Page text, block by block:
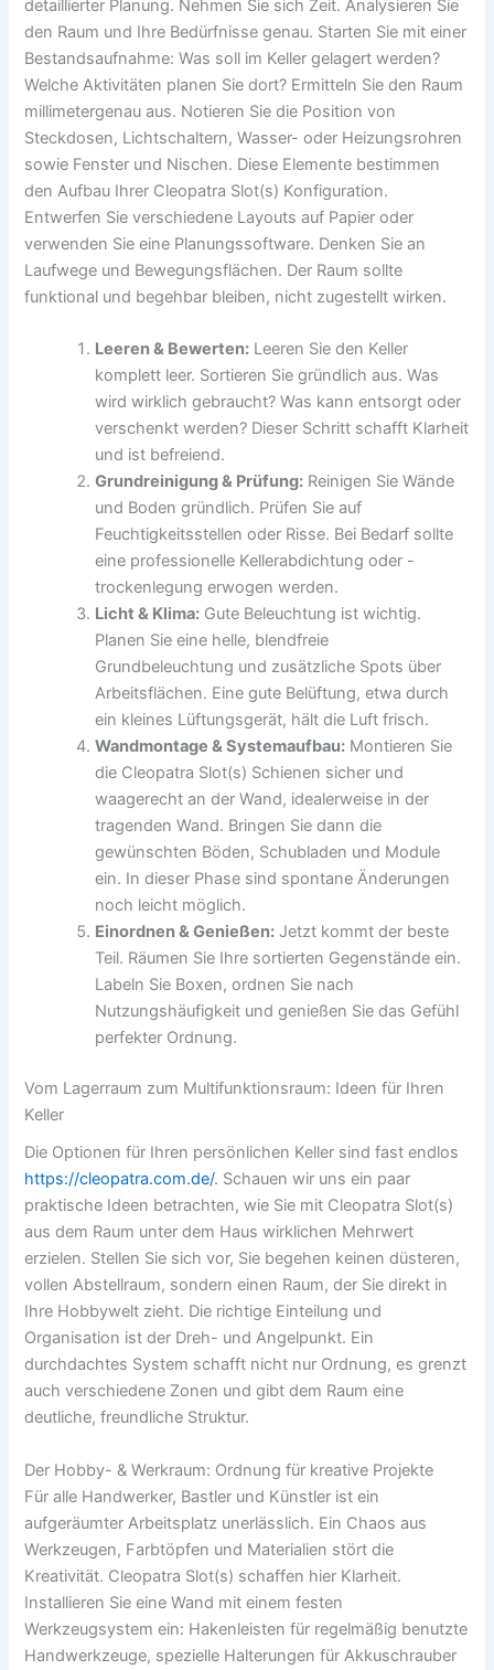
detaillierter Planung. Nehmen Sie sich Zeit. Analysieren Sie
den Raum und Ihre Bedürfnisse genau. Starten Sie mit einer
Bestandsaufnahme: Was soll im Keller gelagert werden?
Welche Aktivitäten planen Sie dort? Ermitteln Sie den Raum
millimetergenau aus. Notieren Sie die Position von
Steckdosen, Lichtschaltern, Wasser- oder Heizungsrohren
sowie Fenster und Nischen. Diese Elemente bestimmen
den Aufbau Ihrer Cleopatra Slot(s) Konfiguration.
Entwerfen Sie verschiedene Layouts auf Papier oder
verwenden Sie eine Planungssoftware. Denken Sie an
Laufwege und Bewegungsflächen. Der Raum sollte
funktional und begehbar bleiben, nicht zugestellt wirken.
Leeren & Bewerten: Leeren Sie den Keller
komplett leer. Sortieren Sie gründlich aus. Was
wird wirklich gebraucht? Was kann entsorgt oder
verschenkt werden? Dieser Schritt schafft Klarheit
und ist befreiend.
Grundreinigung & Prüfung: Reinigen Sie Wände
und Boden gründlich. Prüfen Sie auf
Feuchtigkeitsstellen oder Risse. Bei Bedarf sollte
eine professionelle Kellerabdichtung oder -
trockenlegung erwogen werden.
Licht & Klima: Gute Beleuchtung ist wichtig.
Planen Sie eine helle, blendfreie
Grundbeleuchtung und zusätzliche Spots über
Arbeitsflächen. Eine gute Belüftung, etwa durch
ein kleines Lüftungsgerät, hält die Luft frisch.
Wandmontage & Systemaufbau: Montieren Sie
die Cleopatra Slot(s) Schienen sicher und
waagerecht an der Wand, idealerweise in der
tragenden Wand. Bringen Sie dann die
gewünschten Böden, Schubladen und Module
ein. In dieser Phase sind spontane Änderungen
noch leicht möglich.
Einordnen & Genießen: Jetzt kommt der beste
Teil. Räumen Sie Ihre sortierten Gegenstände ein.
Labeln Sie Boxen, ordnen Sie nach
Nutzungshäufigkeit und genießen Sie das Gefühl
perfekter Ordnung.
Vom Lagerraum zum Multifunktionsraum: Ideen für Ihren
Keller
Die Optionen für Ihren persönlichen Keller sind fast endlos
https://cleopatra.com.de/. Schauen wir uns ein paar
praktische Ideen betrachten, wie Sie mit Cleopatra Slot(s)
aus dem Raum unter dem Haus wirklichen Mehrwert
erzielen. Stellen Sie sich vor, Sie begehen keinen düsteren,
vollen Abstellraum, sondern einen Raum, der Sie direkt in
Ihre Hobbywelt zieht. Die richtige Einteilung und
Organisation ist der Dreh- und Angelpunkt. Ein
durchdachtes System schafft nicht nur Ordnung, es grenzt
auch verschiedene Zonen und gibt dem Raum eine
deutliche, freundliche Struktur.
Der Hobby- & Werkraum: Ordnung für kreative Projekte
Für alle Handwerker, Bastler und Künstler ist ein
aufgeräumter Arbeitsplatz unerlässlich. Ein Chaos aus
Werkzeugen, Farbtöpfen und Materialien stört die
Kreativität. Cleopatra Slot(s) schaffen hier Klarheit.
Installieren Sie eine Wand mit einem festen
Werkzeugsystem ein: Hakenleisten für regelmäßig benutzte
Handwerkzeuge, spezielle Halterungen für Akkuschrauber